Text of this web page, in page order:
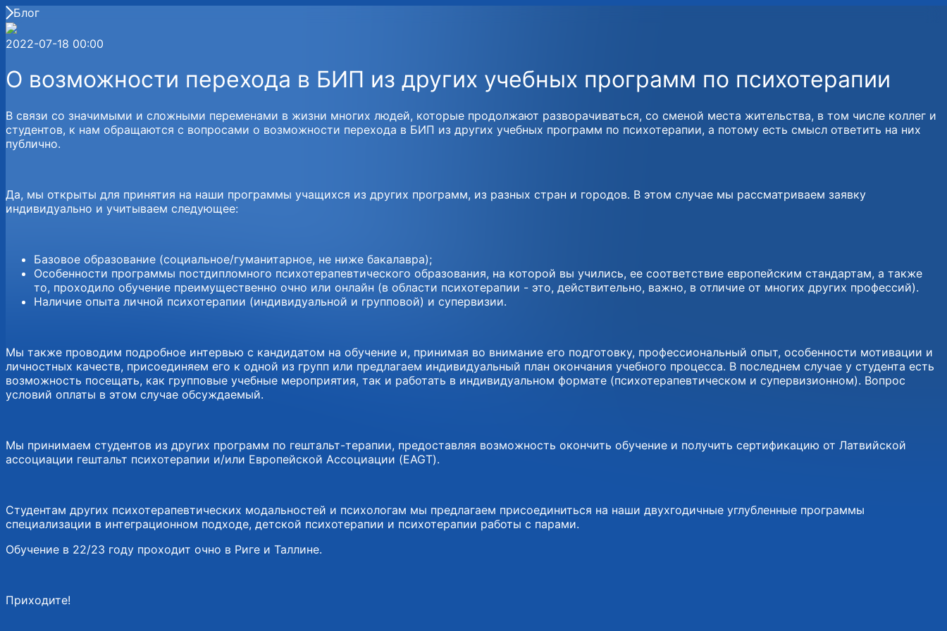
Блог
2022-07-18 00:00
О возможности перехода в БИП из других учебных программ по психотерапии
В связи со значимыми и сложными переменами в жизни многих людей, которые продолжают разворачиваться, со сменой места жительства, в том числе коллег и
студентов, к нам обращаются с вопросами о возможности перехода в БИП из других учебных программ по психотерапии, а потому есть смысл ответить на них
публично.
Да, мы открыты для принятия на наши программы учащихся из других программ, из разных стран и городов. В этом случае мы рассматриваем заявку
индивидуально и учитываем следующее:
Базовое образование (социальное/гуманитарное, не ниже бакалавра);
Особенности программы постдипломного психотерапевтического образования, на которой вы учились, ее соответствие европейским стандартам, а также
то, проходило обучение преимущественно очно или онлайн (в области психотерапии - это, действительно, важно, в отличие от многих других профессий).
Наличие опыта личной психотерапии (индивидуальной и групповой) и супервизии.
Мы также проводим подробное интервью с кандидатом на обучение и, принимая во внимание его подготовку, профессиональный опыт, особенности мотивации и
личностных качеств, присоединяем его к одной из групп или предлагаем индивидуальный план окончания учебного процесса. В последнем случае у студента есть
возможность посещать, как групповые учебные мероприятия, так и работать в индивидуальном формате (психотерапевтическом и супервизионном). Вопрос
условий оплаты в этом случае обсуждаемый.
Мы принимаем студентов из других программ по гештальт-терапии, предоставляя возможность окончить обучение и получить сертификацию от Латвийской
ассоциации гештальт психотерапии и/или Европейской Ассоциации (EAGT).
Студентам других психотерапевтических модальностей и психологам мы предлагаем присоединиться на наши двухгодичные углубленные программы
специализации в интеграционном подходе, детской психотерапии и психотерапии работы с парами.
Обучение в 22/23 году проходит очно в Риге и Таллине.
Приходите!